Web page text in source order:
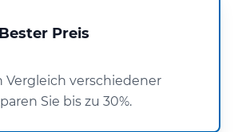
Bester Preis
Vergleich verschiedener
Sie bis zu 30%.